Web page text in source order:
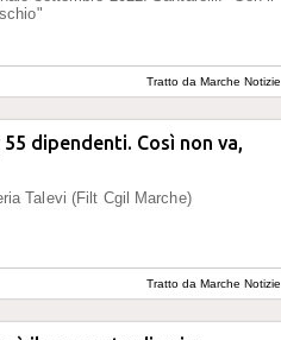
Tratto da Marche Notizie
dipendenti. Così non va,
Talevi (Filt Cgil Marche)
Tratto da Marche Notizie